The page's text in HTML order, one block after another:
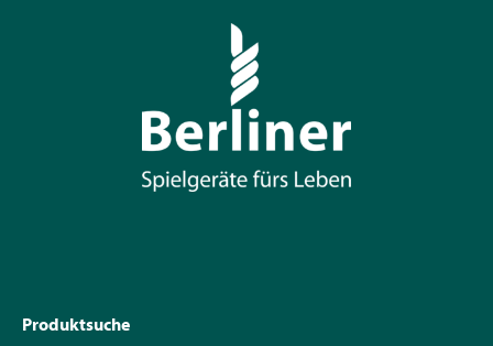
Produktsuche